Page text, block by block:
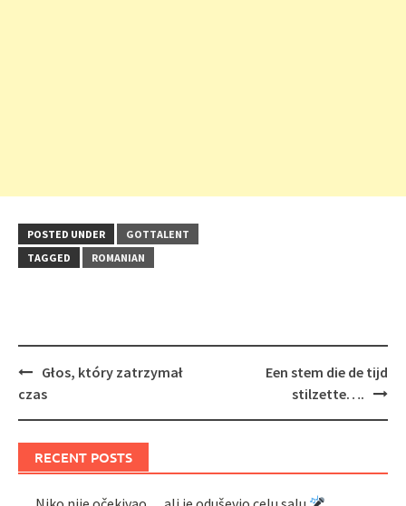
POSTED UNDER
GOTTALENT
TAGGED
ROMANIAN
Post
navigation
Głos, który zatrzymał
czas
Een stem die de tijd
stilzette….
RECENT POSTS